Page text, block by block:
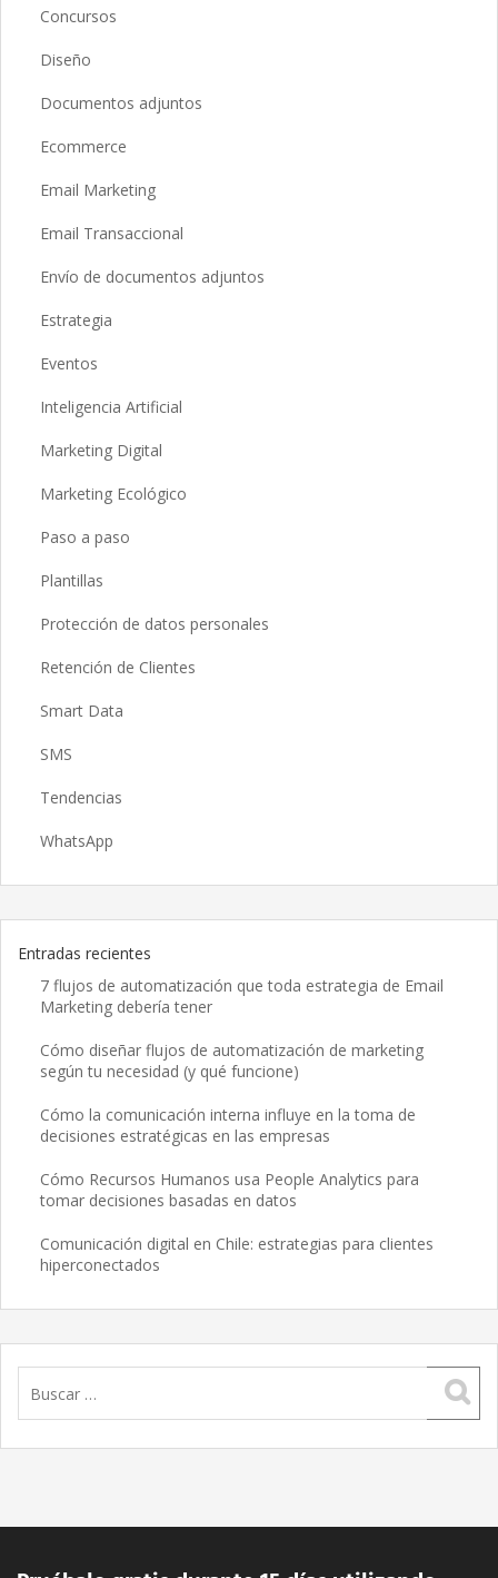
Concursos
Diseño
Documentos adjuntos
Ecommerce
Email Marketing
Email Transaccional
Envío de documentos adjuntos
Estrategia
Eventos
Inteligencia Artificial
Marketing Digital
Marketing Ecológico
Paso a paso
Plantillas
Protección de datos personales
Retención de Clientes
Smart Data
SMS
Tendencias
WhatsApp
Entradas recientes
7 flujos de automatización que toda estrategia de Email
Marketing debería tener
Cómo diseñar flujos de automatización de marketing
según tu necesidad (y qué funcione)
Cómo la comunicación interna influye en la toma de
decisiones estratégicas en las empresas
Cómo Recursos Humanos usa People Analytics para
tomar decisiones basadas en datos
Comunicación digital en Chile: estrategias para clientes
hiperconectados